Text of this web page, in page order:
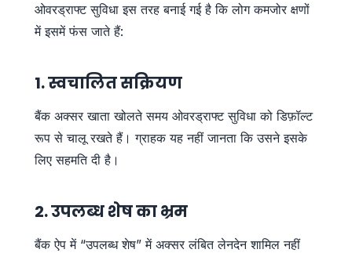
ओवरड्राफ्ट सुविधा इस तरह बनाई गई है कि लोग कमजोर क्षणों
में इसमें फंस जाते हैं:
1. स्वचालित सक्रियण
बैंक अक्सर खाता खोलते समय ओवरड्राफ्ट सुविधा को डिफ़ॉल्ट
रूप से चालू रखते हैं। ग्राहक यह नहीं जानता कि उसने इसके
लिए सहमति दी है।
2. उपलब्ध शेष का भ्रम
बैंक ऐप में “उपलब्ध शेष” में अक्सर लंबित लेनदेन शामिल नहीं